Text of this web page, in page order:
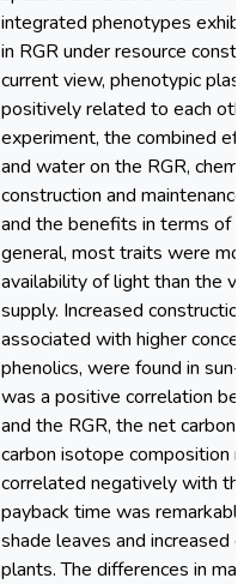
integrated phenotypes
in RGR under resource
current view, phenotypic
positively related to each
experiment, the combined
and water on the RGR,
construction and
and the benefits in terms of
general, most traits were
availability of light than the
supply. Increased
associated with higher
phenolics, were found in
was a positive correlation
and the RGR, the net carbon
carbon isotope composition
correlated negatively with
payback time was
shade leaves and increased
plants. The differences in